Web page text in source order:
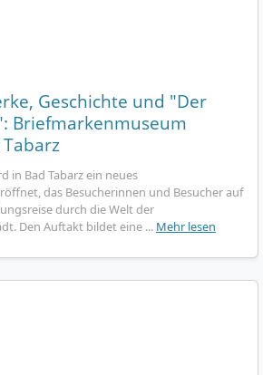
Geschichte und "Der
Briefmarkenmuseum
in Bad Tabarz ein neues
das Besucherinnen und Besucher auf
durch die Welt der
Den Auftakt bildet eine ... Mehr lesen